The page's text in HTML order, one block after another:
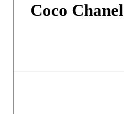
Coco Chanel